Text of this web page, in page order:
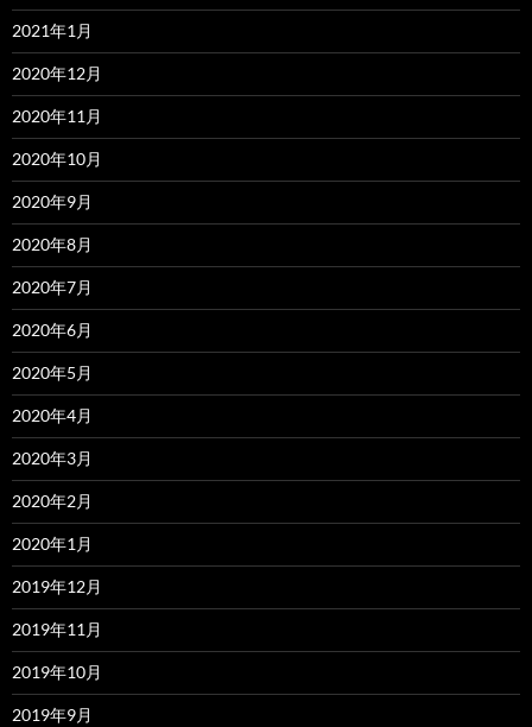
2021年1月
2020年12月
2020年11月
2020年10月
2020年9月
2020年8月
2020年7月
2020年6月
2020年5月
2020年4月
2020年3月
2020年2月
2020年1月
2019年12月
2019年11月
2019年10月
2019年9月